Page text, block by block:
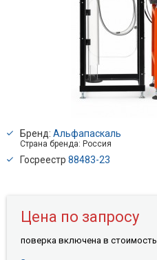
Бренд: Альфапаскаль
Страна бренда: Россия
Госреестр 88483-23
Цена по запросу
поверкa включена в стоимость